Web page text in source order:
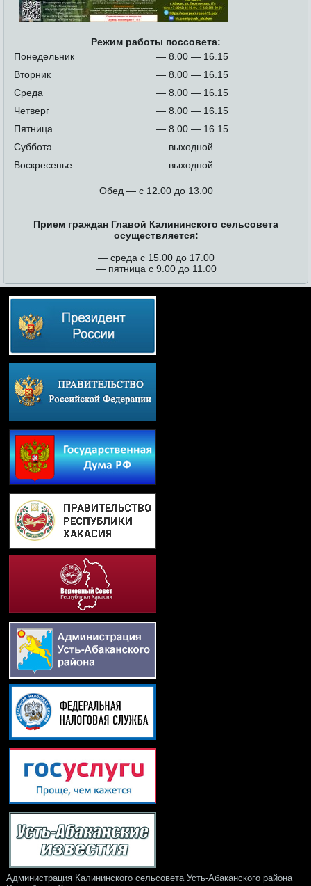
Режим работы поссовета:
Понедельник
— 8.00 — 16.15
Вторник
— 8.00 — 16.15
Среда
— 8.00 — 16.15
Четверг
— 8.00 — 16.15
Пятница
— 8.00 — 16.15
Суббота
— выходной
Воскресенье
— выходной
Обед — с 12.00 до 13.00
Прием граждан Главой Калининского сельсовета
осуществляется:
— среда с 15.00 до 17.00
— пятница с 9.00 до 11.00
Администрация Калининского сельсовета Усть-Абаканского района